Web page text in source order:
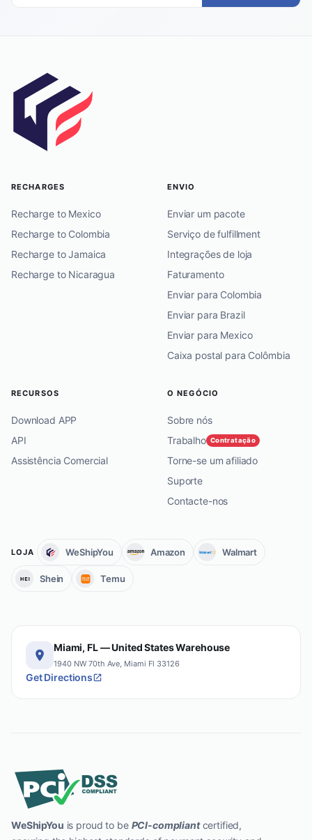
RECHARGES
Recharge to Mexico
Recharge to Colombia
Recharge to Jamaica
Recharge to Nicaragua
ENVIO
Enviar um pacote
Serviço de fulfillment
Integrações de loja
Faturamento
Enviar para Colombia
Enviar para Brazil
Enviar para Mexico
Caixa postal para Colômbia
RECURSOS
Download APP
API
Assistência Comercial
O NEGÓCIO
Sobre nós
Trabalho Contratação
Torne-se um afiliado
Suporte
Contacte-nos
LOJA WeShipYou Amazon Walmart
Shein Temu
Miami, FL — United States Warehouse
1940 NW 70th Ave, Miami Fl 33126
Get Directions
WeShipYou is proud to be PCI-compliantcertified,